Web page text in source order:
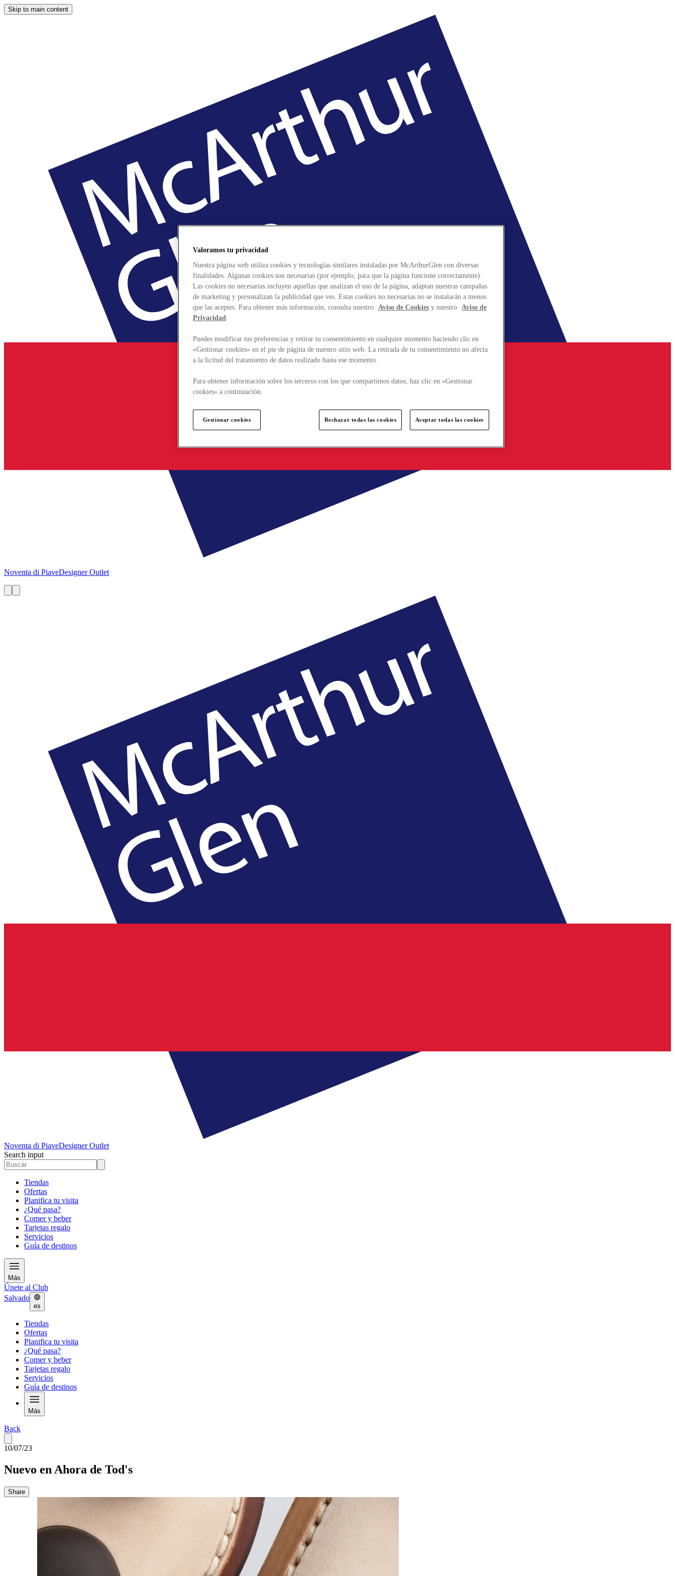
Skip to main content
Noventa di PiaveDesigner Outlet
Noventa di PiaveDesigner Outlet
Search input
Tiendas
Ofertas
Planifica tu visita
¿Qué pasa?
Comer y beber
Tarjetas regalo
Servicios
Guía de destinos
Más
Únete al Club
Salvado
es
Tiendas
Ofertas
Planifica tu visita
¿Qué pasa?
Comer y beber
Tarjetas regalo
Servicios
Guía de destinos
Más
Back
10/07/23
Nuevo en Ahora de Tod's
Share
Valoramos tu privacidad
Nuestra página web utiliza cookies y tecnologías similares instaladas por McArthurGlen con diversas
finalidades. Algunas cookies son necesarias (por ejemplo, para que la página funcione correctamente).
Las cookies no necesarias incluyen aquellas que analizan el uso de la página, adaptan nuestras campañas
de marketing y personalizan la publicidad que ves. Estas cookies no necesarias no se instalarán a menos
que las aceptes. Para obtener más información, consulta nuestro Aviso de Cookies y nuestro Aviso de
Privacidad.
Puedes modificar tus preferencias y retirar tu consentimiento en cualquier momento haciendo clic en
«Gestionar cookies» en el pie de página de nuestro sitio web. La retirada de tu consentimiento no afecta
a la licitud del tratamiento de datos realizado hasta ese momento.
Para obtener información sobre los terceros con los que compartimos datos, haz clic en «Gestionar
cookies» a continuación.
Gestionar cookies Rechazar todas las cookies Aceptar todas las cookies